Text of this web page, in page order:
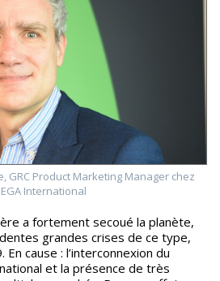
GRC Product Marketing Manager chez
International
grandes crises de ce type,
cause : l’interconnexion du
et la présence de très